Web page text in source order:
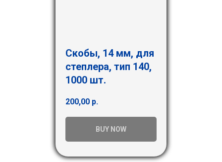
Скобы, 14 мм, для
степлера, тип 140,
1000 шт.
200,00 р.
BUY NOW